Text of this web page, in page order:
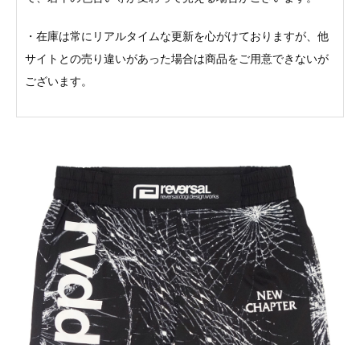
・在庫は常にリアルタイムな更新を心がけておりますが、他
サイトとの売り違いがあった場合は商品をご用意できないが
ございます。